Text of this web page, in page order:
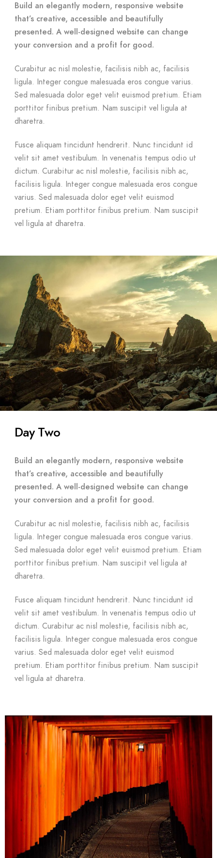
Build an elegantly modern, responsive website
that’s creative, accessible and beautifully
presented. A well-designed website can change
your conversion and a profit for good.
Curabitur ac nisl molestie, facilisis nibh ac, facilisis
ligula. Integer congue malesuada eros congue varius.
Sed malesuada dolor eget velit euismod pretium. Etiam
porttitor finibus pretium. Nam suscipit vel ligula at
dharetra.
Fusce aliquam tincidunt hendrerit. Nunc tincidunt id
velit sit amet vestibulum. In venenatis tempus odio ut
dictum. Curabitur ac nisl molestie, facilisis nibh ac,
facilisis ligula. Integer congue malesuada eros congue
varius. Sed malesuada dolor eget velit euismod
pretium. Etiam porttitor finibus pretium. Nam suscipit
vel ligula at dharetra.
Day Two
Build an elegantly modern, responsive website
that’s creative, accessible and beautifully
presented. A well-designed website can change
your conversion and a profit for good.
Curabitur ac nisl molestie, facilisis nibh ac, facilisis
ligula. Integer congue malesuada eros congue varius.
Sed malesuada dolor eget velit euismod pretium. Etiam
porttitor finibus pretium. Nam suscipit vel ligula at
dharetra.
Fusce aliquam tincidunt hendrerit. Nunc tincidunt id
velit sit amet vestibulum. In venenatis tempus odio ut
dictum. Curabitur ac nisl molestie, facilisis nibh ac,
facilisis ligula. Integer congue malesuada eros congue
varius. Sed malesuada dolor eget velit euismod
pretium. Etiam porttitor finibus pretium. Nam suscipit
vel ligula at dharetra.